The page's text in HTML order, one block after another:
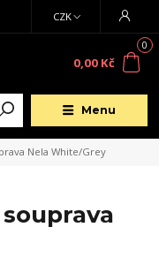
Menu
CZK
0
0,00 Kč
Nela White/Grey